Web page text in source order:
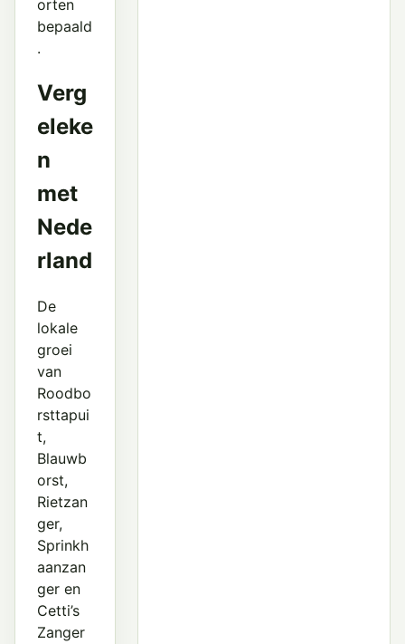
orten
bepaald
.
Verg
eleke
n
met
Nede
rland
De
lokale
groei
van
Roodbo
rsttapui
t,
Blauwb
orst,
Rietzan
ger,
Sprinkh
aanzan
ger en
Cetti’s
Zanger